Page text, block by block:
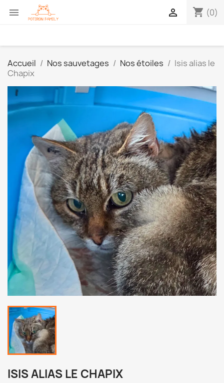
 shopping_cart (0)

Accueil Nos sauvetages Nos étoiles
Isis alias le
Chapix
ISIS ALIAS LE CHAPIX